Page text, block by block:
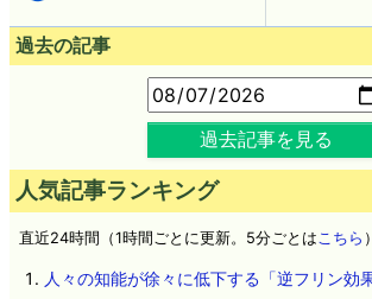
過去の記事
過去記事を見る
人気記事ランキング
直近24時間（1時間ごとに更新。5分ごとはこちら ）
人々の知能が徐々に低下する「逆フリン効